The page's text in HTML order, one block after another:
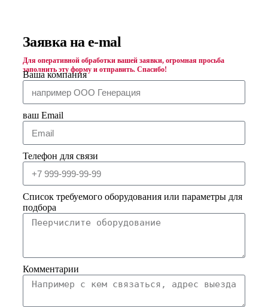
Заявка на e-mal
Для оперативной обработки вашей заявки, огромная просьба
заполнить эту форму и отправить. Спасибо!
Ваша компания
ваш Email
Телефон для связи
Список требуемого оборудования или параметры для
подбора
Комментарии